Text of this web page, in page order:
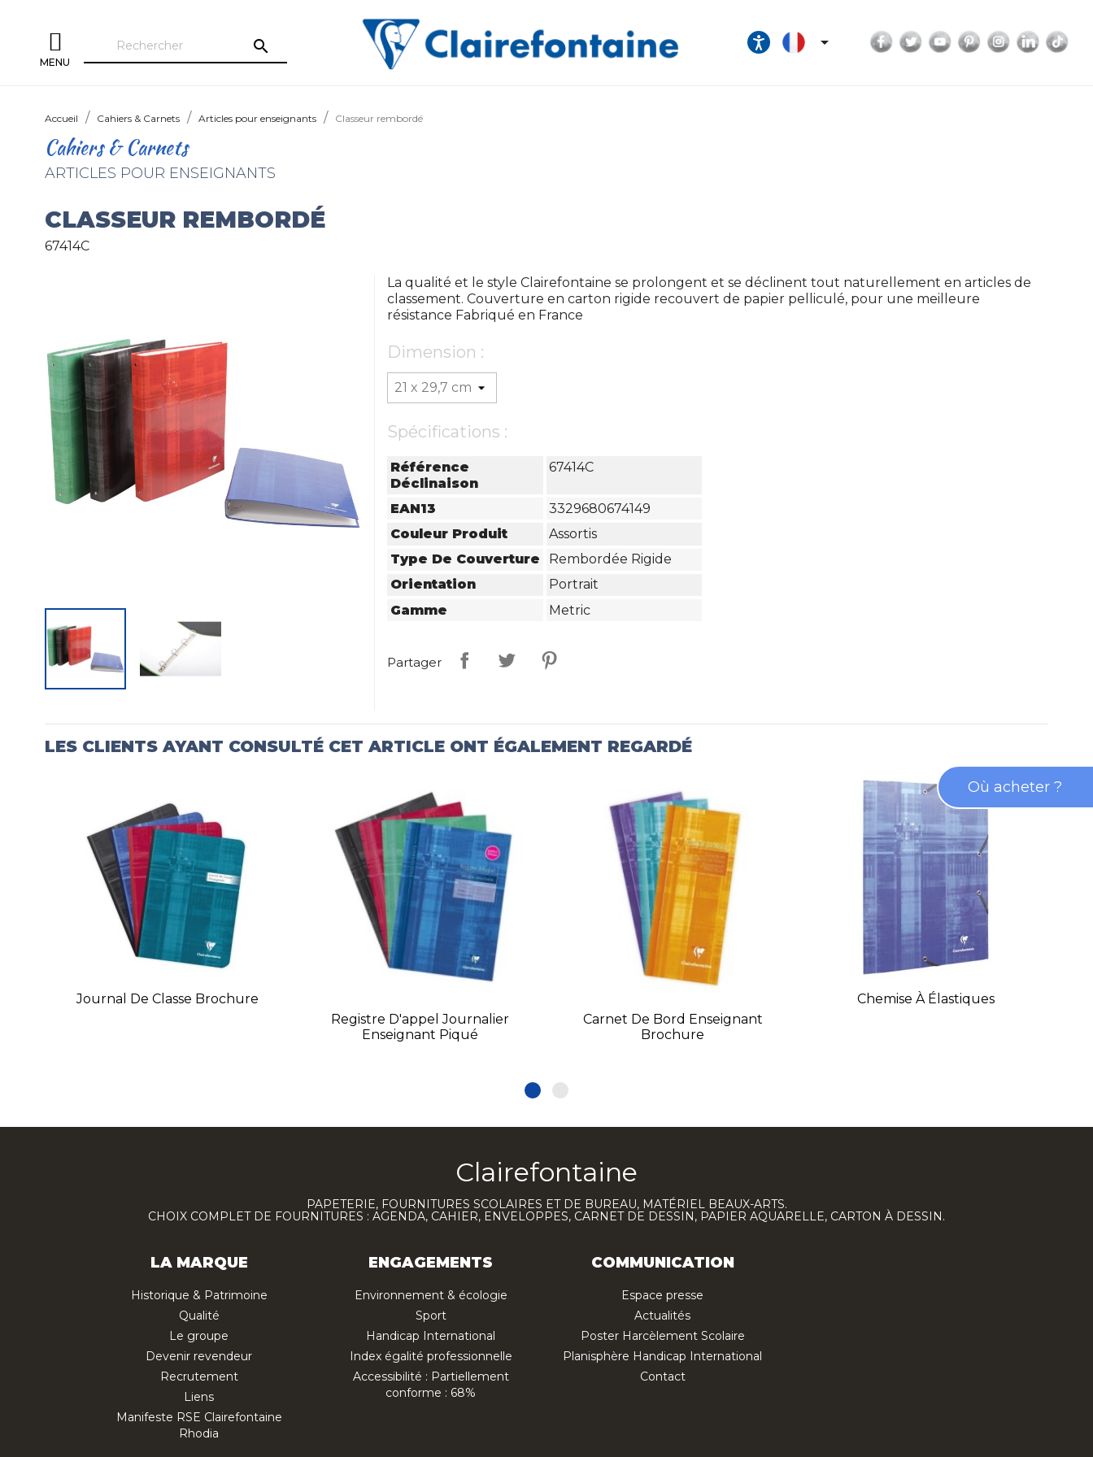
MENU
search  Facebook
TwitterYouTubePinterestInstagram
Accueil Cahiers & Carnets Articles pour enseignants Classeur rembordé
Cahiers & Carnets
ARTICLES POUR ENSEIGNANTS
CLASSEUR REMBORDÉ
67414C
La qualité et le style Clairefontaine se prolongent et se déclinent tout naturellement en articles de
classement. Couverture en carton rigide recouvert de papier pelliculé, pour une meilleure
résistance Fabriqué en France
Dimension :
Spécifications :
Référence
Déclinaison
67414C
EAN13
3329680674149
Couleur Produit
Assortis
Type De Couverture
Rembordée Rigide
Orientation
Portrait
Gamme
Metric
Partager
LES CLIENTS AYANT CONSULTÉ CET ARTICLE ONT ÉGALEMENT REGARDÉ
Journal De Classe Brochure
Registre D'appel Journalier
Enseignant Piqué
Carnet De Bord Enseignant
Brochure
Chemise À Élastiques
Clairefontaine
PAPETERIE, FOURNITURES SCOLAIRES ET DE BUREAU, MATÉRIEL BEAUX-ARTS.
CHOIX COMPLET DE FOURNITURES : AGENDA, CAHIER, ENVELOPPES, CARNET DE DESSIN, PAPIER AQUARELLE, CARTON À DESSIN.
LA MARQUE
Historique & Patrimoine
Qualité
Le groupe
Devenir revendeur
Recrutement
Liens
Manifeste RSE Clairefontaine
Rhodia
ENGAGEMENTS
Environnement & écologie
Sport
Handicap International
Index égalité professionnelle
Accessibilité : Partiellement
conforme : 68%
COMMUNICATION
Espace presse
Actualités
Poster Harcèlement Scolaire
Planisphère Handicap International
Contact
Où acheter ?